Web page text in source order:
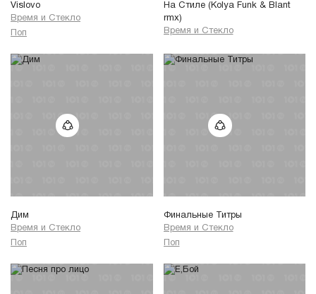
Vislovo
Время и Стекло
Поп
На Стиле (Kolya Funk & Blant
rmx)
Время и Стекло
Дим
Время и Стекло
Поп
Финальные Титры
Время и Стекло
Поп